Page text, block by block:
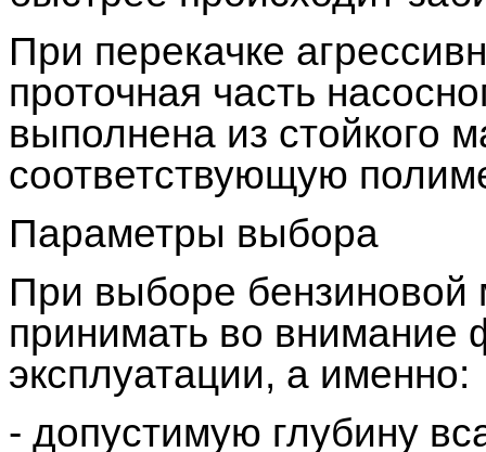
При перекачке
проточная часть
выполнена из стойкого
соответствующую
Параметры выбора
При выборе бензиновой
принимать во внимание
эксплуатации, а именно:
- допустимую глубину